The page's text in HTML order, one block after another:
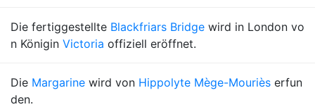
Die fertiggestellte Blackfriars Bridge wird in London vo
n Königin Victoria offiziell eröffnet.
Die Margarine wird von Hippolyte Mège-Mouriès erfun
den.